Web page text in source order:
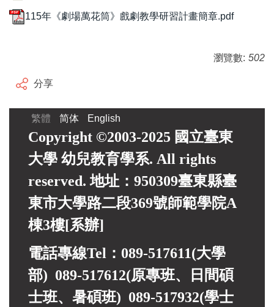
115年《劇場萬花筒》戲劇教學研習計畫簡章.pdf
瀏覽數: 502
分享
繁體 简体 English
Copyright ©2003-2025 國立臺東
大學 幼兒教育學系. All rights
reserved. 地址：950309臺東縣臺
東市大學路二段369號師範學院A
棟3樓[系辦]
電話專線Tel：089-517611(大學
部) 089-517612(原專班、日間碩
士班、暑碩班) 089-517932(學士